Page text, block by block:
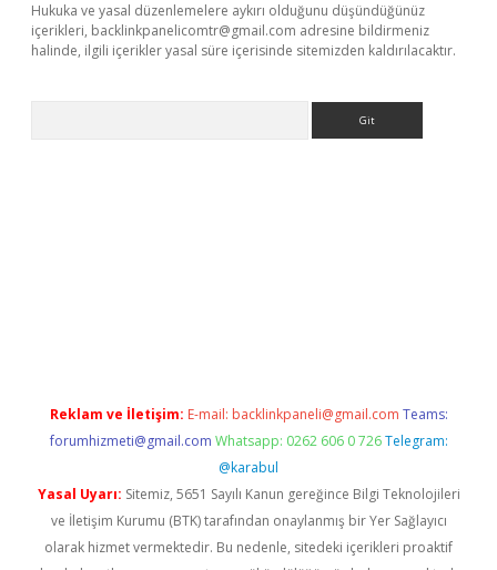
Hukuka ve yasal düzenlemelere aykırı olduğunu düşündüğünüz
içerikleri, backlinkpanelicomtr@gmail.com adresine bildirmeniz
halinde, ilgili içerikler yasal süre içerisinde sitemizden kaldırılacaktır.
Reklam ve İletişim: E-mail: backlinkpaneli@gmail.com Teams:
forumhizmeti@gmail.com Whatsapp: 0262 606 0 726 Telegram:
@karabul
Yasal Uyarı: Sitemiz, 5651 Sayılı Kanun gereğince Bilgi Teknolojileri
ve İletişim Kurumu (BTK) tarafından onaylanmış bir Yer Sağlayıcı
olarak hizmet vermektedir. Bu nedenle, sitedeki içerikleri proaktif